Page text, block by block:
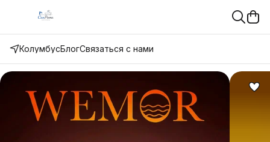
КолумбусБлогСвязаться с нами